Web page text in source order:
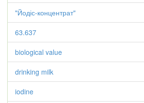
"Йодіс-концентрат"
63.637
biological value
drinking milk
iodine